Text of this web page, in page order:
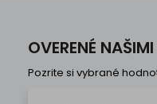
OVERENÉ
Pozrite si vybrané